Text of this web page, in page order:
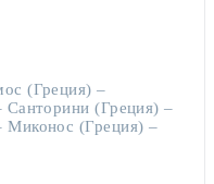
(Греция) –
(Греция) –
Миконос (Греция) –